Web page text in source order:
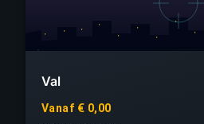
Val
Vanaf € 0,00